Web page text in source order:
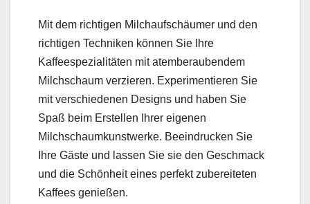
Mit dem richtigen Milchaufschäumer und den
richtigen Techniken können Sie Ihre
Kaffeespezialitäten mit atemberaubendem
Milchschaum verzieren. Experimentieren Sie
mit verschiedenen Designs und haben Sie
Spaß beim Erstellen Ihrer eigenen
Milchschaumkunstwerke. Beeindrucken Sie
Ihre Gäste und lassen Sie sie den Geschmack
und die Schönheit eines perfekt zubereiteten
Kaffees genießen.